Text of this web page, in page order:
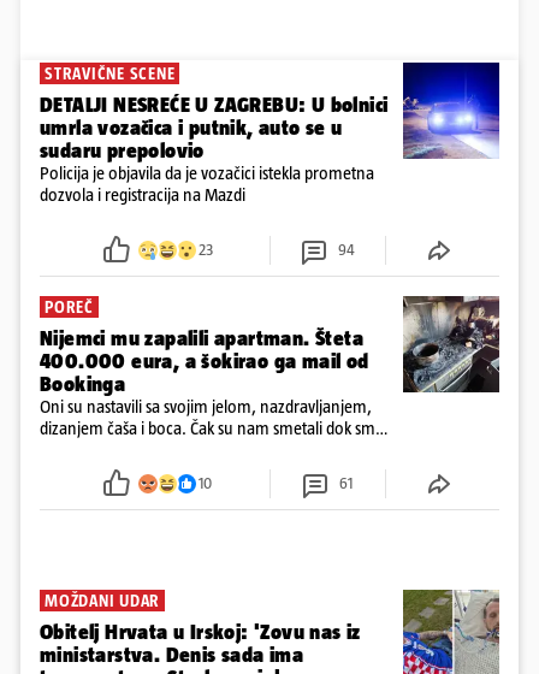
STRAVIČNE SCENE
DETALJI NESREĆE U ZAGREBU: U bolnici
umrla vozačica i putnik, auto se u
sudaru prepolovio
Policija je objavila da je vozačici istekla prometna
dozvola i registracija na Mazdi
23 94
POREČ
Nijemci mu zapalili apartman. Šteta
400.000 eura, a šokirao ga mail od
Bookinga
Oni su nastavili sa svojim jelom, nazdravljanjem,
dizanjem čaša i boca. Čak su nam smetali dok smo
požar, rekao je vlasnik
10 61
MOŽDANI UDAR
Obitelj Hrvata u Irskoj: 'Zovu nas iz
ministarstva. Denis sada ima